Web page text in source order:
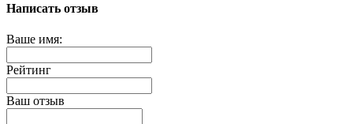
Написать отзыв
Ваше имя:
Рейтинг
Ваш отзыв